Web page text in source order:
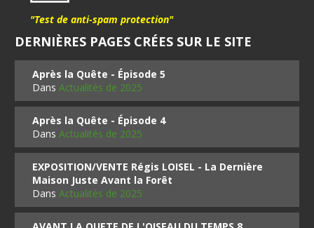
"Test de anti-spam protection"
DERNIÈRES PAGES CRÉES SUR LE SITE
Après la Quête - Épisode 5
DansActualités de 2025
Après la Quête - Épisode 4
DansActualités de 2025
EXPOSITION/VENTE Régis LOISEL - La Dernière
Maison Juste Avant la Forêt
DansActualités de 2025